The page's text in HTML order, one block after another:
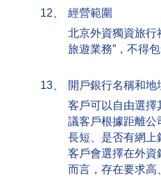
12、
經營範圍
北京外資獨資旅行
旅遊業務”，不得
13、
開戶銀行名稱和地
客戶可以自由選擇
議客戶根據距離公
長短、是否有網上
客戶會選擇在外資
而言，存在要求高